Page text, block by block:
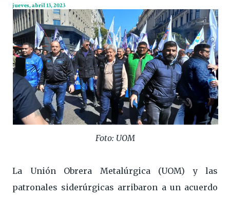
jueves, abril 13, 2023
Foto: UOM
La Unión Obrera Metalúrgica (UOM) y las
patronales siderúrgicas arribaron a un acuerdo